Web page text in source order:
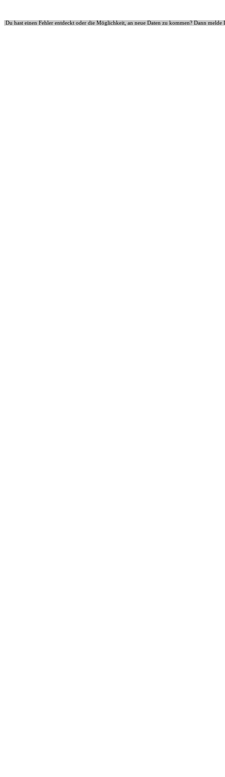
Du hast einen Fehler entdeckt oder die Möglichkeit, an neue Daten zu kommen? Dann